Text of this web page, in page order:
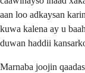
aan loo adkaysan
kuwa kalena ay u
duwan haddii
Marnaba joojin